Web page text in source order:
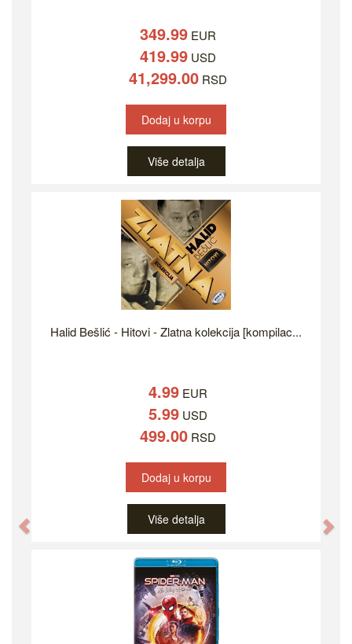
349.99 EUR
419.99 USD
41,299.00 RSD
Dodaj u korpu
Više detalja
Halid Bešlić - Hitovi - Zlatna kolekcija [kompilac...
4.99 EUR
5.99 USD
499.00 RSD
Dodaj u korpu
Više detalja